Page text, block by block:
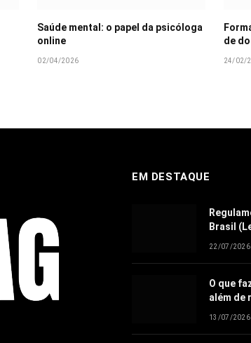
Saúde mental: o papel da psicóloga
online
02/04/2026
de
24/02/
EM DESTAQUE
Brasil
22/07/2026
O que
além de
13/07/2026